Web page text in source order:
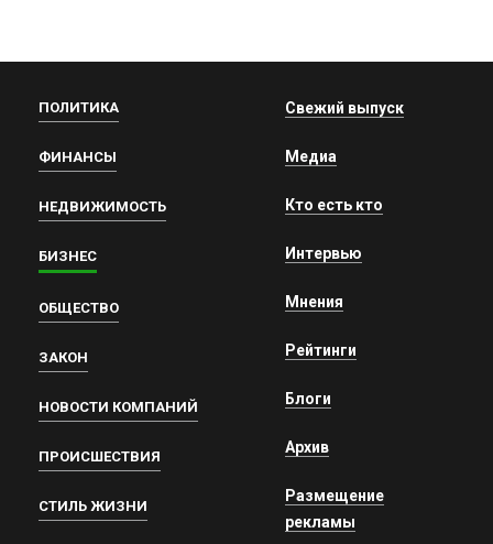
ПОЛИТИКА
ФИНАНСЫ
НЕДВИЖИМОСТЬ
БИЗНЕС
ОБЩЕСТВО
ЗАКОН
НОВОСТИ КОМПАНИЙ
ПРОИСШЕСТВИЯ
СТИЛЬ ЖИЗНИ
Свежий выпуск
Медиа
Кто есть кто
Интервью
Мнения
Рейтинги
Блоги
Архив
Размещение
рекламы